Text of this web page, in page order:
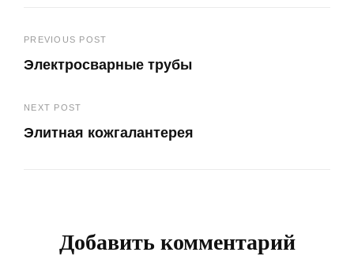
Навигация
по
записям
PREVIOUS POST
Электросварные трубы
Post
NEXT POST
Элитная кожгалантерея
Добавить комментарий